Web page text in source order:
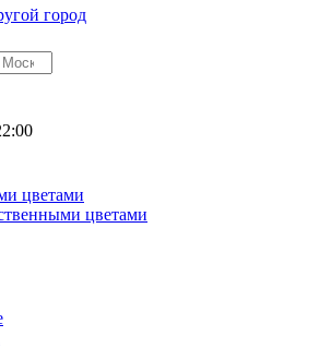
город
цветами
цветами